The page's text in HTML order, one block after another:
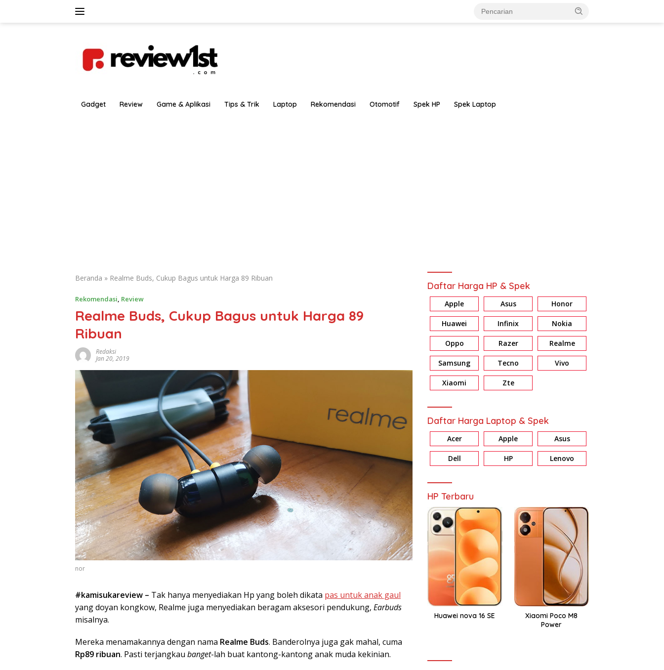
Gadget Review Game & Aplikasi Tips & Trik Laptop Rekomendasi Otomotif Spek HP Spek Laptop
Beranda » Realme Buds, Cukup Bagus untuk Harga 89 Ribuan
Rekomendasi, Review
Realme Buds, Cukup Bagus untuk Harga 89
Ribuan
Redaksi
Jan 20, 2019
nor
#kamisukareview – Tak hanya menyediakan Hp yang boleh dikata pas untuk anak gaul
yang doyan kongkow, Realme juga menyediakan beragam aksesori pendukung, Earbuds
misalnya.
Mereka menamakannya dengan nama Realme Buds. Banderolnya juga gak mahal, cuma
Rp89 ribuan. Pasti terjangkau banget-lah buat kantong-kantong anak muda kekinian.
Daftar Harga HP & Spek
Apple Asus Honor
Huawei Infinix Nokia
Oppo Razer Realme
Samsung Tecno Vivo
Xiaomi Zte
Daftar Harga Laptop & Spek
Acer Apple Asus
Dell HP Lenovo
HP Terbaru
Huawei nova 16 SE
Xiaomi Poco M8
Power